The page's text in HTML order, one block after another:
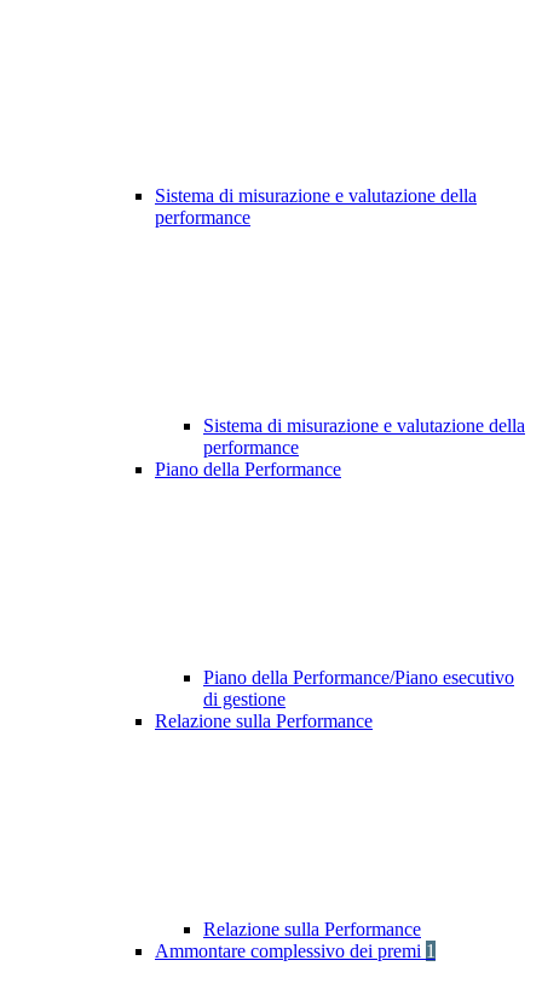
Sistema di misurazione e valutazione della
performance
Sistema di misurazione e valutazione della
performance
Piano della Performance
Piano della Performance/Piano esecutivo
di gestione
Relazione sulla Performance
Relazione sulla Performance
Ammontare complessivo dei premi 1